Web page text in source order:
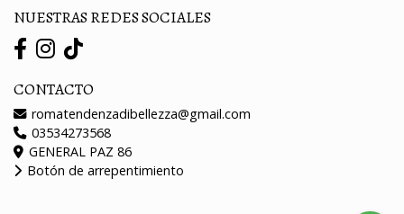
NUESTRAS REDES SOCIALES
CONTACTO
romatendenzadibellezza@gmail.com
03534273568
GENERAL PAZ 86
Botón de arrepentimiento